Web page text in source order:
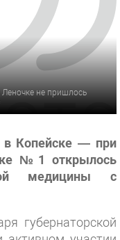
не пришлось
в Копейске — при
№1 открылось
медицины с
губернаторской